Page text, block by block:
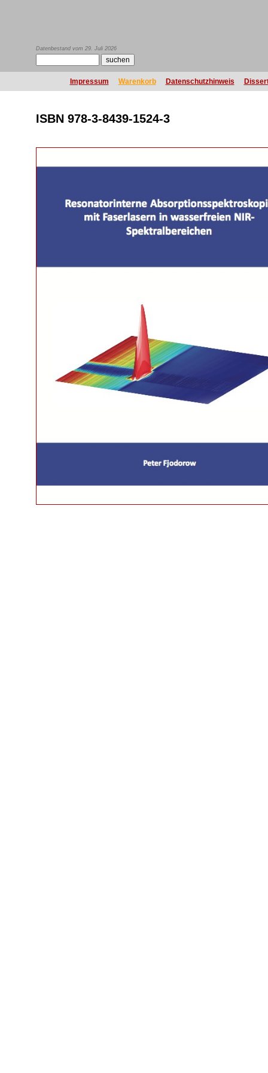
Datenbestand vom 29. Juli 2026
Impressum Warenkorb Datenschutzhinweis
ISBN 978-3-8439-1524-3